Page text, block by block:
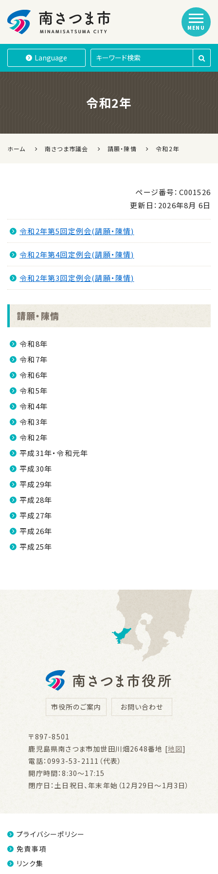
南さつま市
Language
MENU
令和2年
ホーム 南さつま市議会 請願・陳情 令和2年
ページ番号：C001526
更新日： 2026年8月 6日
令和2年第5回定例会(請願・陳情)
令和2年第4回定例会(請願・陳情)
令和2年第3回定例会(請願・陳情)
請願・陳情
令和8年
令和7年
令和6年
令和5年
令和4年
令和3年
令和2年
平成31年・令和元年
平成30年
平成29年
平成28年
平成27年
平成26年
平成25年
市役所のご案内 お問い合わせ
〒897-8501
鹿児島県南さつま市加世田川畑2648番地 [地図]
電話：0993-53-2111（代表）
開庁時間：8:30～17:15
閉庁日：土日祝日、年末年始（12月29日～1月3日）
プライバシーポリシー
免責事項
リンク集